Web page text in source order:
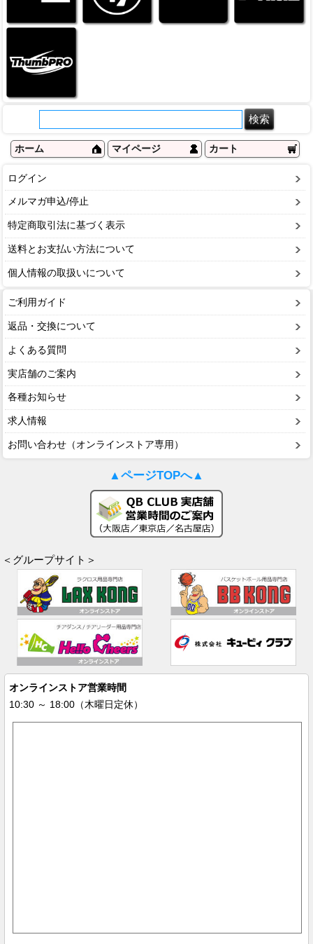
ホーム マイページ カート
ログイン
メルマガ申込/停止
特定商取引法に基づく表示
送料とお支払い方法について
個人情報の取扱いについて
ご利用ガイド
返品・交換について
よくある質問
実店舗のご案内
各種お知らせ
求人情報
お問い合わせ（オンラインストア専用）
▲ページTOPへ▲
＜グループサイト＞
オンラインストア営業時間
10:30 ～ 18:00（木曜日定休）